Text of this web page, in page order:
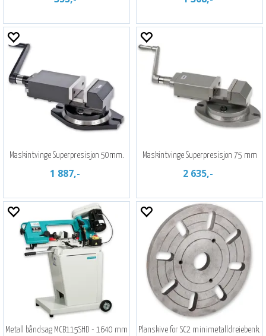
Maskintvinge Superpresisjon 50mm.
1 887,-
Maskintvinge Superpresisjon 75 mm
2 635,-
Metall båndsag MCB115SHD - 1640 mm Planskive for SC2 minimetalldreiebenk.